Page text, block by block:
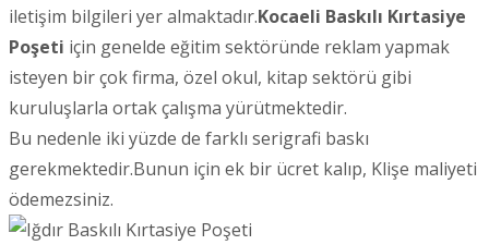
iletişim bilgileri yer almaktadır.Kocaeli Baskılı Kırtasiye
Poşeti için genelde eğitim sektöründe reklam yapmak
isteyen bir çok firma, özel okul, kitap sektörü gibi
kuruluşlarla ortak çalışma yürütmektedir.
Bu nedenle iki yüzde de farklı serigrafi baskı
gerekmektedir.Bunun için ek bir ücret kalıp, Klişe maliyeti
ödemezsiniz.